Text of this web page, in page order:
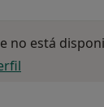
no está